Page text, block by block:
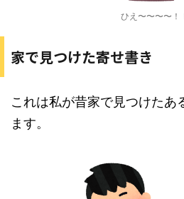
ひえ〜〜〜〜！
家で見つけた寄せ書き
これは私が昔家で見つけたあ
ます。